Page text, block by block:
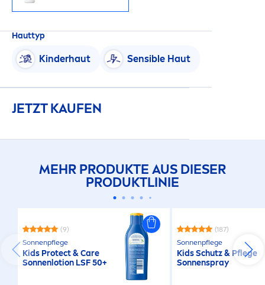
Hauttyp
Kinderhaut Sensible Haut
JETZT KAUFEN
MEHR PRODUKTE AUS DIESER
PRODUKTLINIE
(9)
Sonnenpflege
Kids Protect&Care
Sonnenlotion LSF 50+
(187)
Sonnenpflege
Kids Schutz & Pflege
Sonnenspray